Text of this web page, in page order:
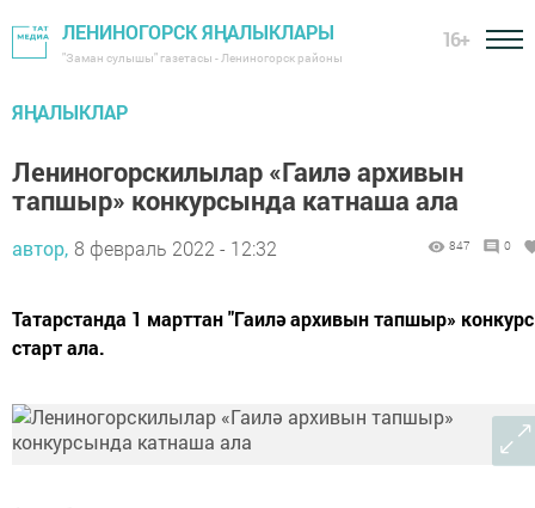
ЛЕНИНОГОРСК ЯҢАЛЫКЛАРЫ
"Заман сулышы" газетасы - Лениногорск районы
16+
ЯҢАЛЫКЛАР
Лениногорскилылар «Гаилә архивын
тапшыр» конкурсында катнаша ала
автор, 8 февраль 2022 - 12:32 847 0
Татарстанда 1 марттан "Гаилә архивын тапшыр»
старт ала.